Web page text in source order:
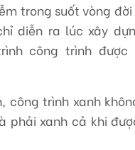
trong suốt vòng
diễn ra lúc xây
công trình được
công trình xanh
phải xanh cả khi